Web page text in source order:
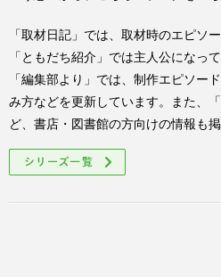
「取材日記」では、取材時のエピソ
「ともだち紹介」では主人公になっ
「編集部より」では、制作エピソー
み方などを更新しています。また、
ど、書店・図書館の方向けの情報も掲